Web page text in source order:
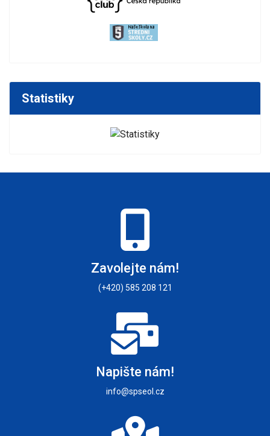
Statistiky
Zavolejte nám!
(+420) 585 208 121
Napište nám!
info@spseol.cz